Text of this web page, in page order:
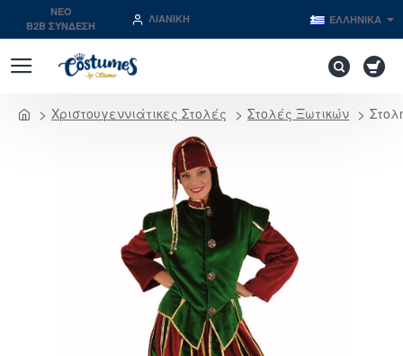
NEO
B2B ΣΥΝΔΕΣΗ
ΛΙΑΝΙΚΉ ΕΛΛΗΝΙΚΆ
Χριστουγεννιάτικες Στολές Στολές Ξωτικών